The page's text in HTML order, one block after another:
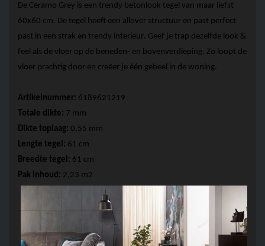
De Ceramo Grey is een trendy betonlook tegel van maar liefst
60x60 cm. De tegel heeft een allover structuur en past perfect
past in een strak en trendy interieur. Geef je trap dezelfde look &
feel als de vloer op de beneden- en bovenverdieping. Zo loopt de
vloer prachtig door en creëer je één geheel in de woning.
Artikelnummer: 6189621219
Totale dikte: 7 mm
Dikte toplaag: 0,55 mm
Lengte tegel: 61 cm
Breedte tegel: 61 cm
Pak inhoud: 2,23 m2